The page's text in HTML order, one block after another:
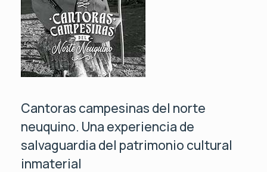
Cantoras campesinas del norte
neuquino. Una experiencia de
salvaguardia del patrimonio cultural
inmaterial